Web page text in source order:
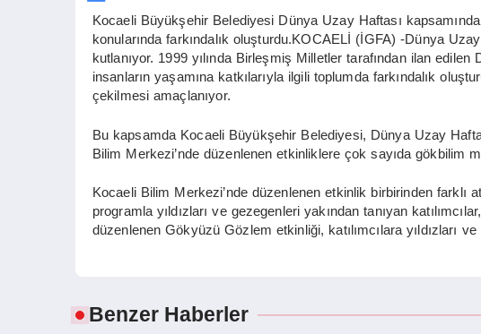
Kocaeli Büyükşehir Belediyesi Dünya Uzay Haftası
konularında farkındalık oluşturdu.KOCAELİ (İGFA) -Dünya
kutlanıyor. 1999 yılında Birleşmiş Milletler tarafından ilan edilen
insanların yaşamına katkılarıyla ilgili toplumda farkındalık
çekilmesi amaçlanıyor.
Bu kapsamda Kocaeli Büyükşehir Belediyesi, Dünya Uzay
Bilim Merkezi’nde düzenlenen etkinliklere çok sayıda gökbilim
Kocaeli Bilim Merkezi’nde düzenlenen etkinlik birbirinden farklı
programla yıldızları ve gezegenleri yakından tanıyan
düzenlenen Gökyüzü Gözlem etkinliği, katılımcılara yıldızları
Benzer Haberler